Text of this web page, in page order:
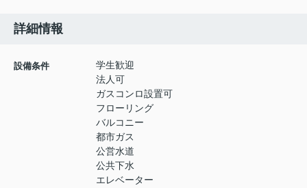
詳細情報
設備条件
学生歓迎
法人可
ガスコンロ設置可
フローリング
バルコニー
都市ガス
公営水道
公共下水
エレベーター